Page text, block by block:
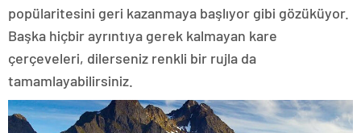
popülaritesini geri kazanmaya başlıyor gibi gözüküyor.
Başka hiçbir ayrıntıya gerek kalmayan kare
çerçeveleri, dilerseniz renkli bir rujla da
tamamlayabilirsiniz.